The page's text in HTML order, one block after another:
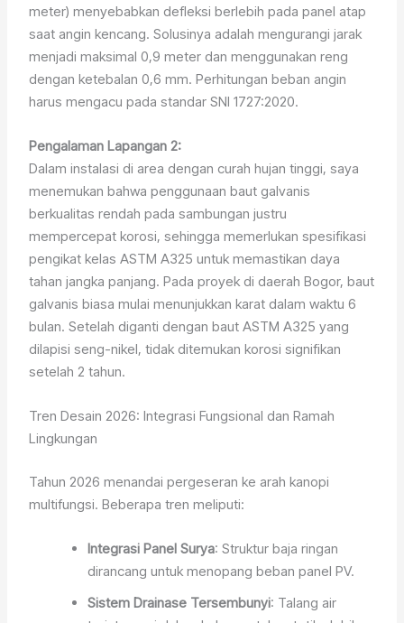
meter) menyebabkan defleksi berlebih pada panel atap
saat angin kencang. Solusinya adalah mengurangi jarak
menjadi maksimal 0,9 meter dan menggunakan reng
dengan ketebalan 0,6 mm. Perhitungan beban angin
harus mengacu pada standar SNI 1727:2020.
Pengalaman Lapangan 2:
Dalam instalasi di area dengan curah hujan tinggi, saya
menemukan bahwa penggunaan baut galvanis
berkualitas rendah pada sambungan justru
mempercepat korosi, sehingga memerlukan spesifikasi
pengikat kelas ASTM A325 untuk memastikan daya
tahan jangka panjang. Pada proyek di daerah Bogor, baut
galvanis biasa mulai menunjukkan karat dalam waktu 6
bulan. Setelah diganti dengan baut ASTM A325 yang
dilapisi seng-nikel, tidak ditemukan korosi signifikan
setelah 2 tahun.
Tren Desain 2026: Integrasi Fungsional dan Ramah
Lingkungan
Tahun 2026 menandai pergeseran ke arah kanopi
multifungsi. Beberapa tren meliputi:
Integrasi Panel Surya: Struktur baja ringan
dirancang untuk menopang beban panel PV.
Sistem Drainase Tersembunyi: Talang air